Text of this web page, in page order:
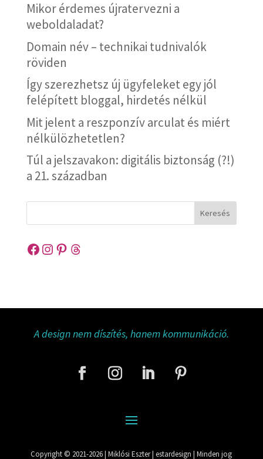
Mikor érdemes újratervezni a
weboldaladat?
Domain név – technikai tudnivalók
röviden
Így szerezhetsz új ügyfeleket egy jól
felépített bloggal, hirdetés nélkül
Mit jelent a reszponzív arculat és miért
nélkülözhetetlen?
Túl a jelszavakon: digitális biztonság (?!)
a 21. században
Keresés
Facebook
Instagram
Pinterest
Threads
A design nem díszítés, hanem kommunikáció.
Copyright © 2021-2026 | Miklósi Eszter | estardesign | Minden jog